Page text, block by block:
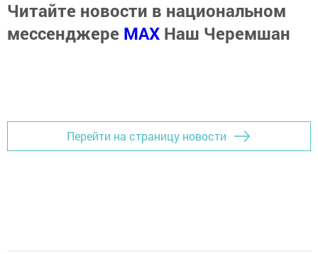
Читайте новости в национальном
мессенджере MАХ Наш Черемшан
Перейти на страницу новости